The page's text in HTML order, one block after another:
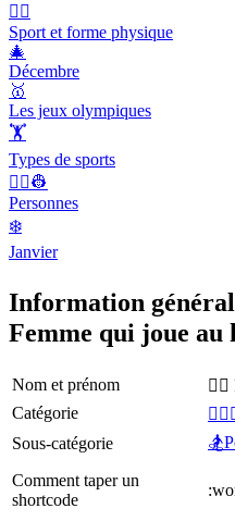
🤾‍♀️
Sport et forme physique
🎄
Décembre
🥇
Les jeux olympiques
🏋
Types de sports
👨‍✈️👷
Personnes
❄️
Janvier
Information
Femme qui joue au
Nom et prénom
Catégorie
Sous-catégorie
Comment taper un
shortcode